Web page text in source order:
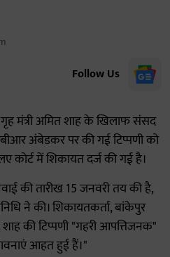
Follow Us
गृह मंत्री अमित शाह के खिलाफ संसद
अंबेडकर पर की गई टिप्पणी को
में शिकायत दर्ज की गई है।
की तारीख 15 जनवरी तय की है,
ने की। शिकायतकर्ता, बांकेपुर
की टिप्पणी "गहरी आपत्तिजनक"
आहत हुई हैं।"